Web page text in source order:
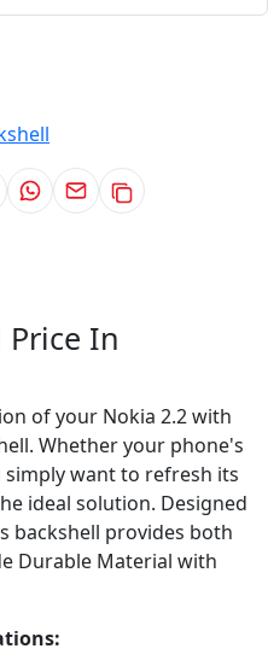
Price In
of your Nokia 2.2 with
Whether your phone's
simply want to refresh its
ideal solution. Designed
backshell provides both
Durable Material with